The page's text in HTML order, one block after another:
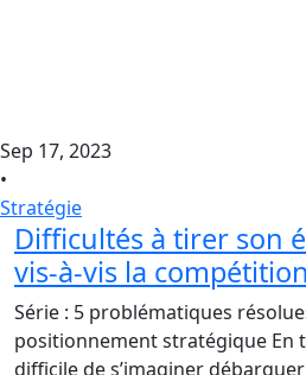
Sep 17, 2023
•
Stratégie
Difficultés à tirer son
vis-à-vis la compétition
Série : 5 problématiques
positionnement stratégique En
difficile de s’imaginer débarquer